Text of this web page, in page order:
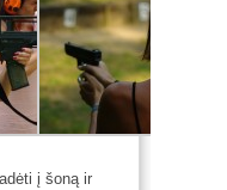
į šoną ir